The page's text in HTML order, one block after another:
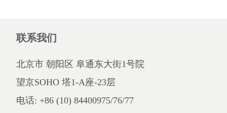
联系我们
北京市 朝阳区 阜通东大街1号院
望京SOHO 塔1-A座-23层
电话: +86 (10) 84400975/76/77